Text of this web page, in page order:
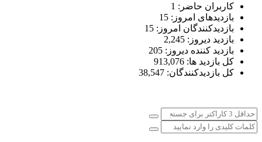
کاربران حاضر: 1
بازدیدهای امروز: 15
بازدیدکنندگان امروز: 15
بازدید دیروز: 2,245
بازدید کننده دیروز: 205
کل بازدید ها: 913,076
کل بازدیدکنند‌گان: 38,547